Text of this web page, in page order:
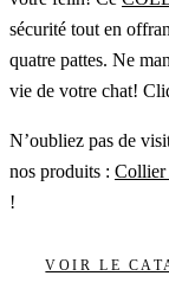
sécurité tout en
quatre pattes. Ne
vie de votre chat!
N’oubliez pas de
nos produits : Collier
!
VOIR LE